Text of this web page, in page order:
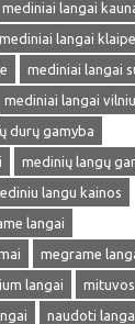
mediniai langai
mediniai langai
mediniai langai
mediniai langai
durų gamyba
medinių langų
langu kainos
langai
megrame
langai
naudoti